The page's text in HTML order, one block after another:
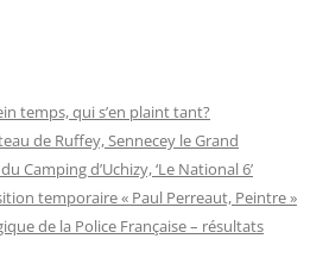
temps, qui s’en plaint tant?
de Ruffey, Sennecey le Grand
Camping d’Uchizy, ‘Le National 6’
temporaire « Paul Perreaut, Peintre »
de la Police Française – résultats